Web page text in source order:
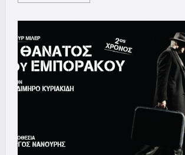
θέατρο
και
προτείνει
την